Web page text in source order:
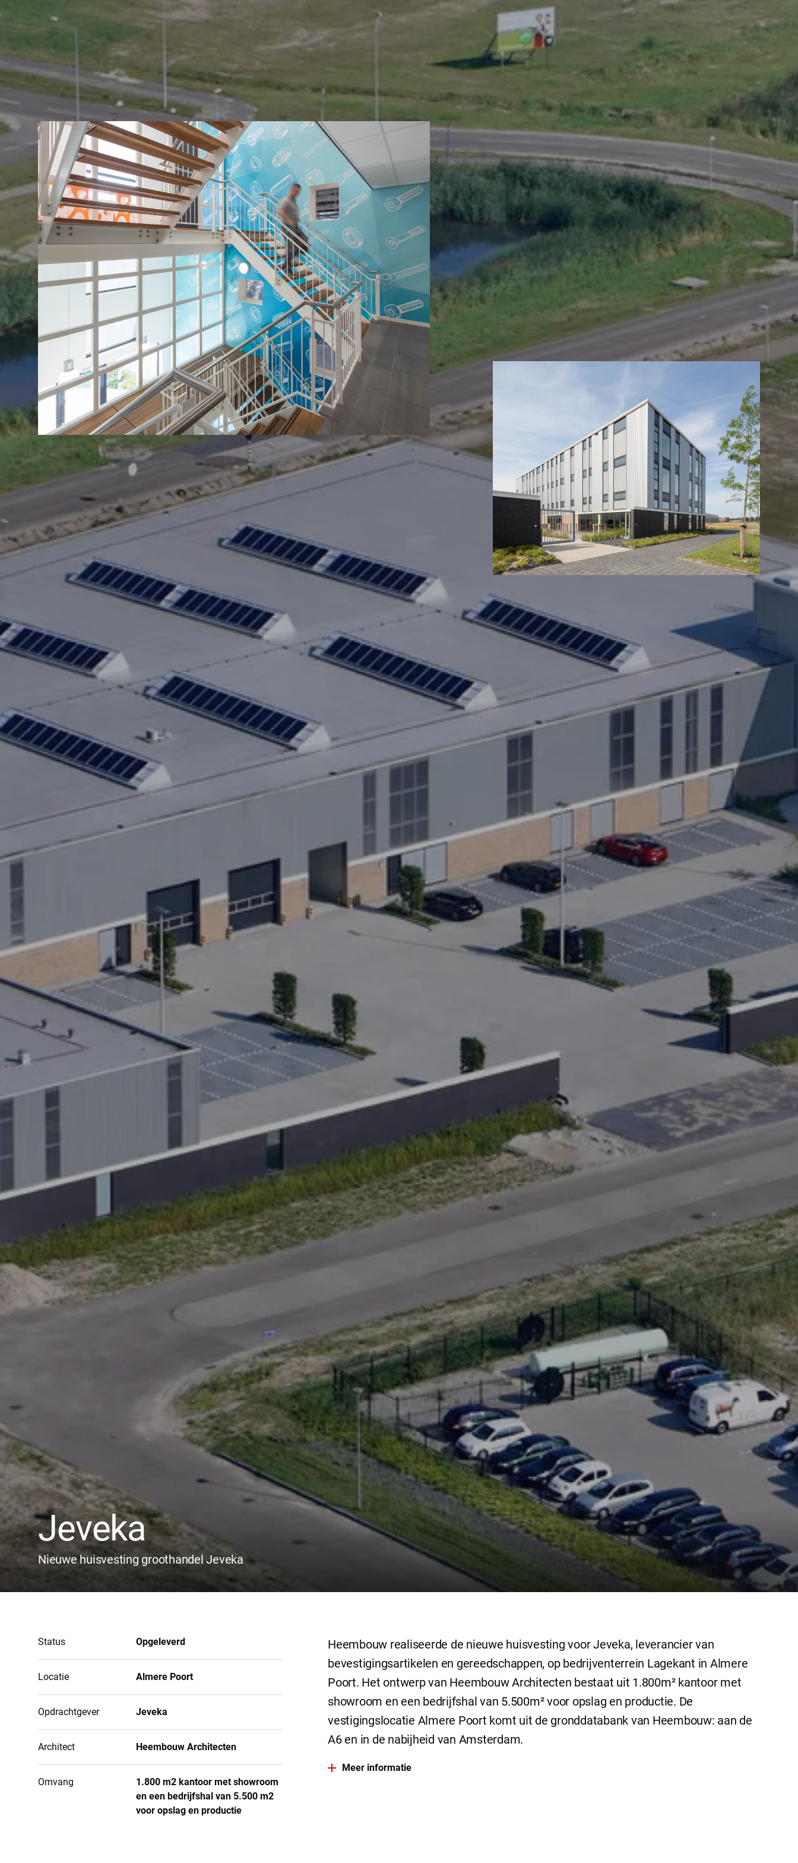
Jeveka
Nieuwe huisvesting groothandel Jeveka
Status Opgeleverd
Locatie Almere Poort
Opdrachtgever Jeveka
Architect Heembouw Architecten
Omvang
1.800 m2 kantoor met showroom
en een bedrijfshal van 5.500 m2
voor opslag en productie
Heembouw realiseerde de nieuwe huisvesting voor Jeveka, leverancier van
bevestigingsartikelen en gereedschappen, op bedrijventerrein Lagekant in Almere
Poort. Het ontwerp van Heembouw Architecten bestaat uit 1.800m² kantoor met
showroom en een bedrijfshal van 5.500m² voor opslag en productie. De
vestigingslocatie Almere Poort komt uit de gronddatabank van Heembouw: aan de
A6 en in de nabijheid van Amsterdam.
Meer informatie